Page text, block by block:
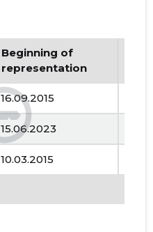
Beginning of
representation
16.09.2015
15.06.2023
10.03.2015